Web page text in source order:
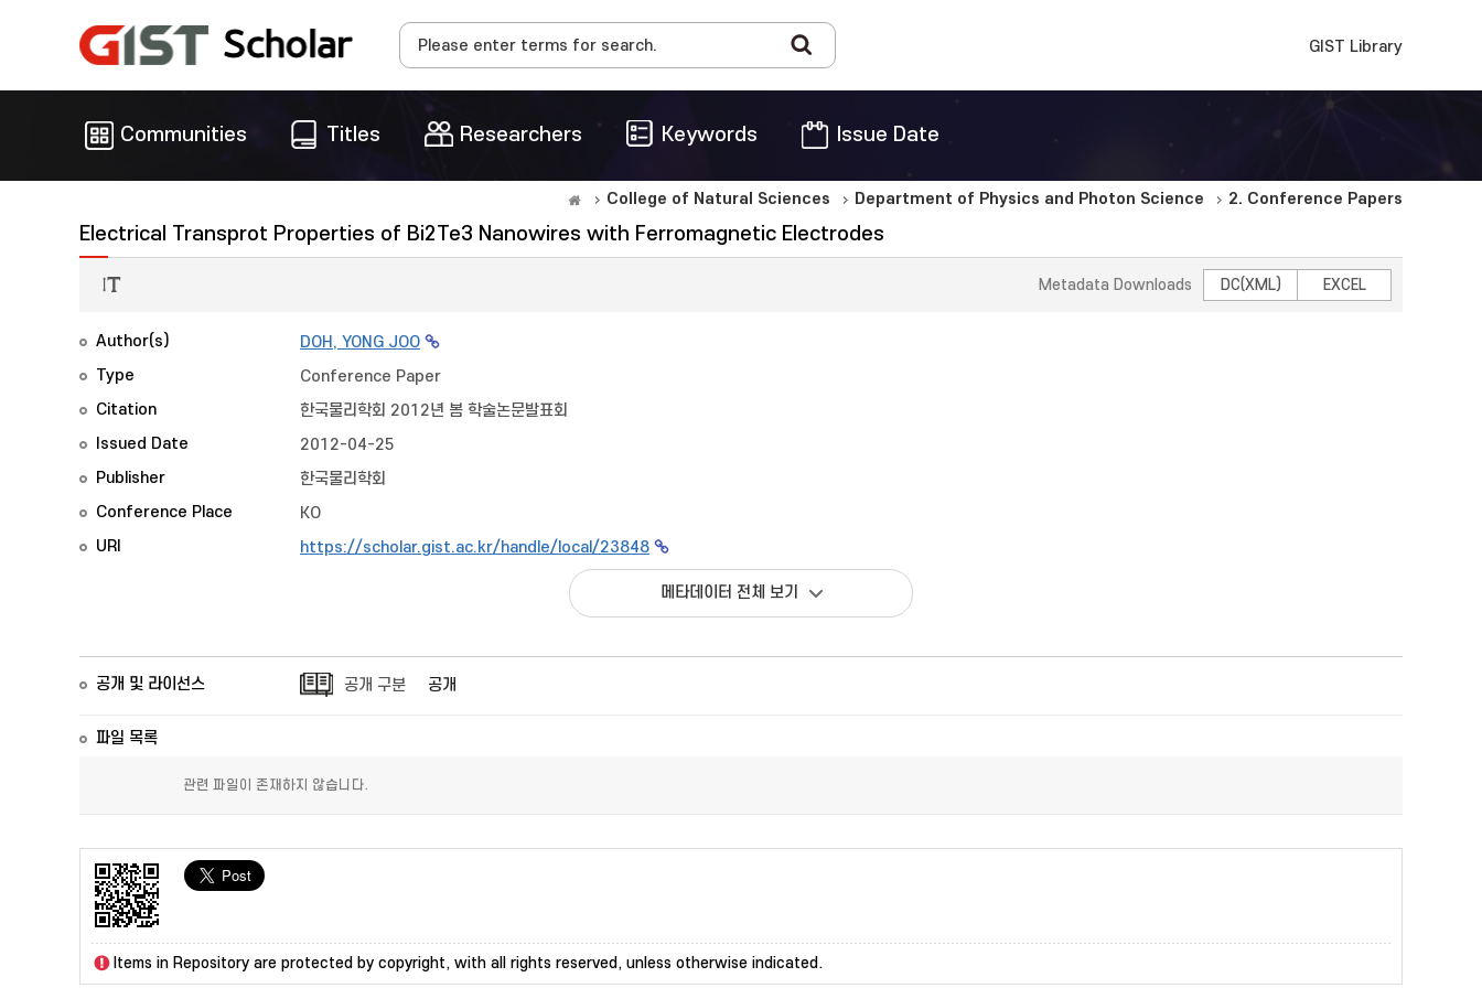
GIST Library
Communities Titles Researchers Keywords Issue Date
College of Natural Sciences Department of Physics and Photon Science 2. Conference Papers
Electrical Transprot Properties of Bi2Te3 Nanowires with Ferromagnetic Electrodes
Metadata Downloads DC(XML) EXCEL
Author(s)
DOH, YONG JOO
Type
Conference Paper
Citation
한국물리학회 2012년 봄 학술논문발표회
Issued Date
2012-04-25
Publisher
한국물리학회
Conference Place
KO
URI
https://scholar.gist.ac.kr/handle/local/23848
메타데이터 전체 보기
공개 및 라이선스 공개 구분 공개
파일 목록
관련 파일이 존재하지 않습니다.
Items in Repository are protected by copyright, with all rights reserved, unless otherwise indicated.